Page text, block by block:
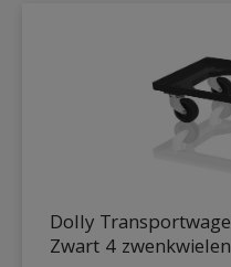
Dolly
Zwart 4